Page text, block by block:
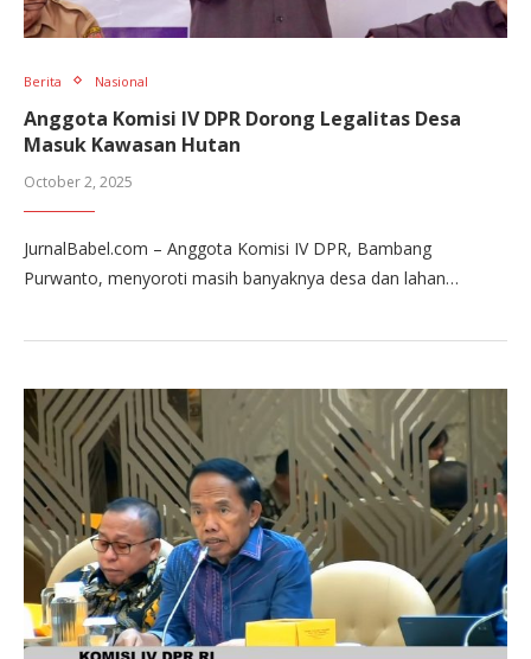
Berita Nasional
Anggota Komisi IV DPR Dorong Legalitas Desa
Masuk Kawasan Hutan
October 2, 2025
JurnalBabel.com – Anggota Komisi IV DPR, Bambang
Purwanto, menyoroti masih banyaknya desa dan lahan…